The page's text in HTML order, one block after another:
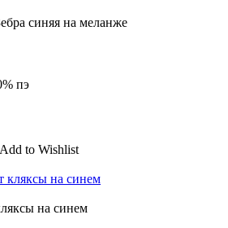
синяя на меланже
пэ
на синем